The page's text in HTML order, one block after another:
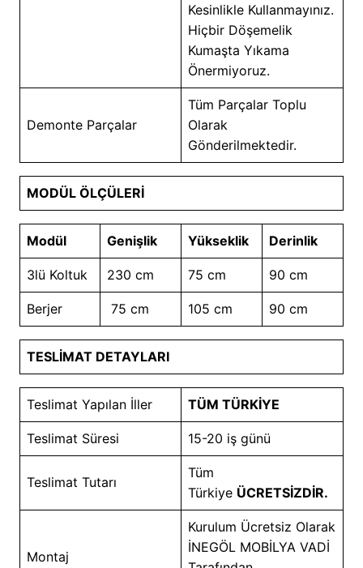
Kesinlikle Kullanmayınız.
Hiçbir Döşemelik
Kumaşta Yıkama
Önermiyoruz.
Demonte Parçalar
Tüm Parçalar Toplu
Olarak
Gönderilmektedir.
MODÜL ÖLÇÜLERİ
Modül Genişlik Yükseklik Derinlik
3lü Koltuk 230 cm 75 cm 90 cm
Berjer 75 cm 105 cm 90 cm
TESLİMAT DETAYLARI
Teslimat Yapılan İller TÜM TÜRKİYE
Teslimat Süresi 15-20 iş günü
Teslimat Tutarı
Tüm
Türkiye ÜCRETSİZDİR.
Montaj
Kurulum Ücretsiz Olarak
İNEGÖL MOBİLYA VADİ